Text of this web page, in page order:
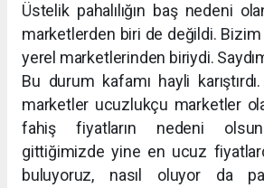
Üstelik pahalılığın baş nedeni
marketlerden biri de değildi. Bizim
yerel marketlerinden biriydi.
Bu durum kafamı hayli
marketler ucuzlukçu marketler
fahiş fiyatların nedeni
gittiğimizde yine en ucuz
buluyoruz, nasıl oluyor da